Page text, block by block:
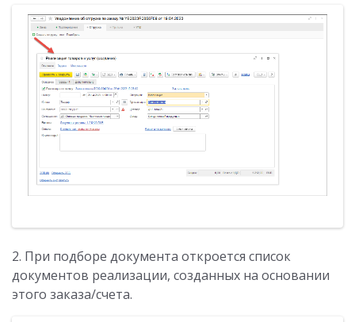
2. При подборе документа откроется список
документов реализации, созданных на основании
этого заказа/счета.